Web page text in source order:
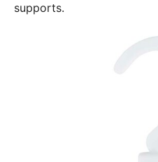
supports.